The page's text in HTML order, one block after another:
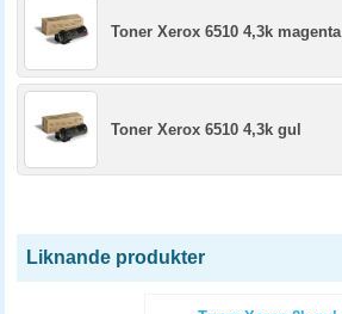
Toner Xerox 6510 4,3k magenta
Toner Xerox 6510 4,3k gul
Liknande produkter